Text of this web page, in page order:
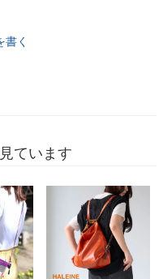
書く
ています